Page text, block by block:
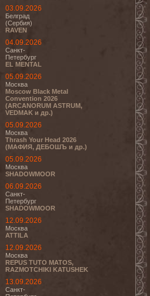
03.09.2026
Белград
(Сербия)
RAVEN
04.09.2026
Санкт-
Петербург
EL MENTAL
05.09.2026
Москва
Moscow Black Metal
Convention 2026
(ARCANORUM ASTRUM,
VEDMAK и др.)
05.09.2026
Москва
Thrash Your Head 2026
(МАФИЯ, ДЕБОШЪ и др.)
05.09.2026
Москва
SHADOWMOOR
06.09.2026
Санкт-
Петербург
SHADOWMOOR
12.09.2026
Москва
ATTILA
12.09.2026
Москва
REPUS TUTO MATOS,
RAZMOTCHIKI KATUSHEK
13.09.2026
Санкт-